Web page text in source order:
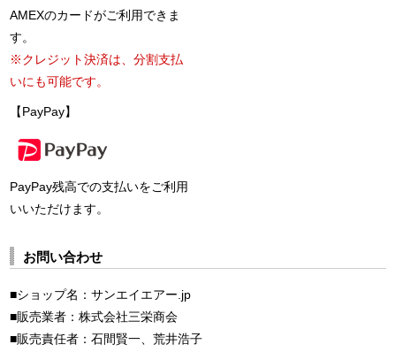
AMEXのカードがご利用できま
す。
※クレジット決済は、分割支払
いにも可能です。
【PayPay】
PayPay残高での支払いをご利用
いいただけます。
お問い合わせ
■ショップ名：サンエイエアー.jp
■販売業者：株式会社三栄商会
■販売責任者：石間賢一、荒井浩子